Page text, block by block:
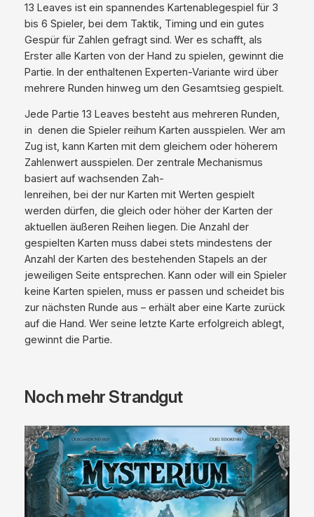
M
e
n
g
e
13 Leaves ist ein spannendes Kartenablegespiel für 3
bis 6 Spieler, bei dem Taktik, Timing und ein gutes
Gespür für Zahlen gefragt sind. Wer es schafft, als
Erster alle Karten von der Hand zu spielen, gewinnt die
Partie. In der enthaltenen Experten-Variante wird über
mehrere Runden hinweg um den Gesamtsieg gespielt.
Jede Partie 13 Leaves besteht aus mehreren Runden,
in denen die Spieler reihum Karten ausspielen. Wer am
Zug ist, kann Karten mit dem gleichem oder höherem
Zahlenwert ausspielen. Der zentrale Mechanismus
basiert auf wachsenden Zah-
lenreihen, bei der nur Karten mit Werten gespielt
werden dürfen, die gleich oder höher der Karten der
aktuellen äußeren Reihen liegen. Die Anzahl der
gespielten Karten muss dabei stets mindestens der
Anzahl der Karten des bestehenden Stapels an der
jeweiligen Seite entsprechen. Kann oder will ein Spieler
keine Karten spielen, muss er passen und scheidet bis
zur nächsten Runde aus – erhält aber eine Karte zurück
auf die Hand. Wer seine letzte Karte erfolgreich ablegt,
gewinnt die Partie.
Noch mehr Strandgut